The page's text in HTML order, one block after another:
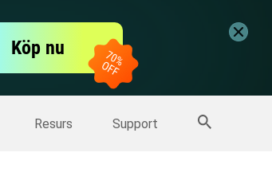
Köp nu
Resurs Support
Fler produkter